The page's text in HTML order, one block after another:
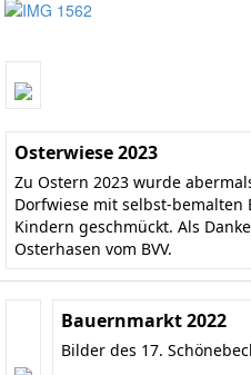
Osterwiese 2023
Zu Ostern 2023 wurde
Dorfwiese mit selbst-bemalten
Kindern geschmückt. Als
Osterhasen vom BVV.
Bauernmarkt 2022
Bilder des 17.